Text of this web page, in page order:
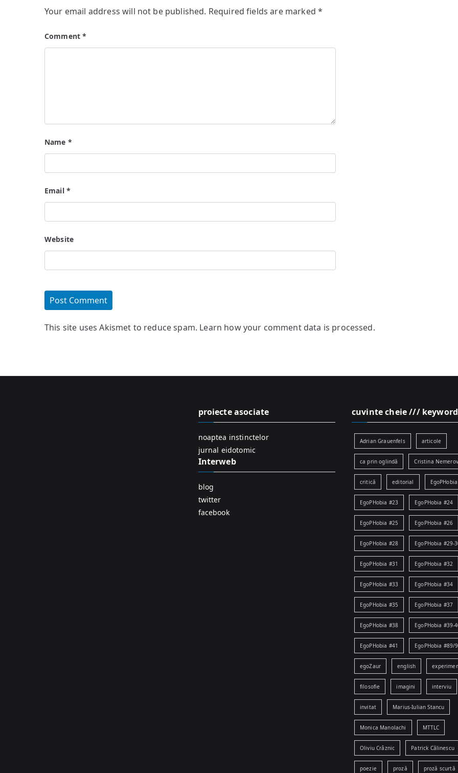
Your email address will not be published. Required fields are marked*
Comment*
Name *
Email *
Website
This site uses Akismet to reduce spam. Learn how your comment data is processed.
proiecte asociate
noaptea instinctelor
jurnal eidotomic
Interweb
blog
twitter
facebook
cuvinte cheie ///
Adrian Grauenfels articole
ca prin oglindă Cristina
critică editorial
EgoPHobia #23 EgoPHobia #24
EgoPHobia #25 EgoPHobia #26
EgoPHobia #28 EgoPHobia #29-
EgoPHobia #31 EgoPHobia #32
EgoPHobia #33 EgoPHobia #34
EgoPHobia #35 EgoPHobia #37
EgoPHobia #38 EgoPHobia #39-
EgoPHobia #41 EgoPHobia #89/
egoZaur english
filosofie imagini interviu
invitat Marius-Iulian Stancu
Monica Manolachi MTTLC
Oliviu Crâznic Patrick Călinescu
poezie proză proză scurtă